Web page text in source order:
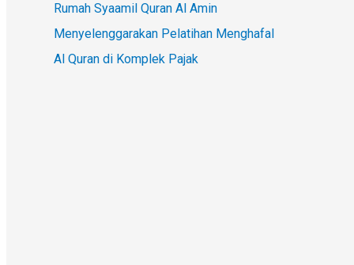
Rumah Syaamil Quran Al Amin
Menyelenggarakan Pelatihan Menghafal
Al Quran di Komplek Pajak